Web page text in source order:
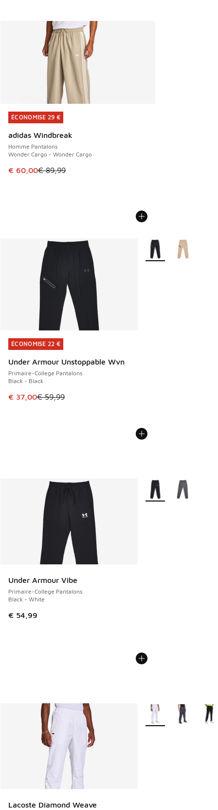
ÉCONOMISE 29 €
adidas Windbreak
Homme Pantalons
Wonder Cargo - Wonder Cargo
Cet article est en promotion. Prix en baisse de € 89,99 à
€ 60,00€ 89,99
ÉCONOMISE 29 €
ÉCONOMISE 22 €
Under Armour Unstoppable Wvn
Primaire-College Pantalons
Black - Black
Cet article est en promotion. Prix en baisse de € 59,99 à
€ 37,00€ 59,99
ÉCONOMISE 22 €
Plus de couleurs
Under Armour Vibe
Primaire-College Pantalons
Black - White
€ 54,99
Plus de couleurs
Lacoste Diamond Weave
Plus de couleurs